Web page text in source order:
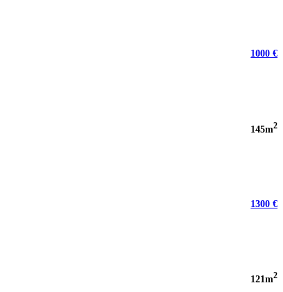
1000 €
145m2
1300 €
121m2